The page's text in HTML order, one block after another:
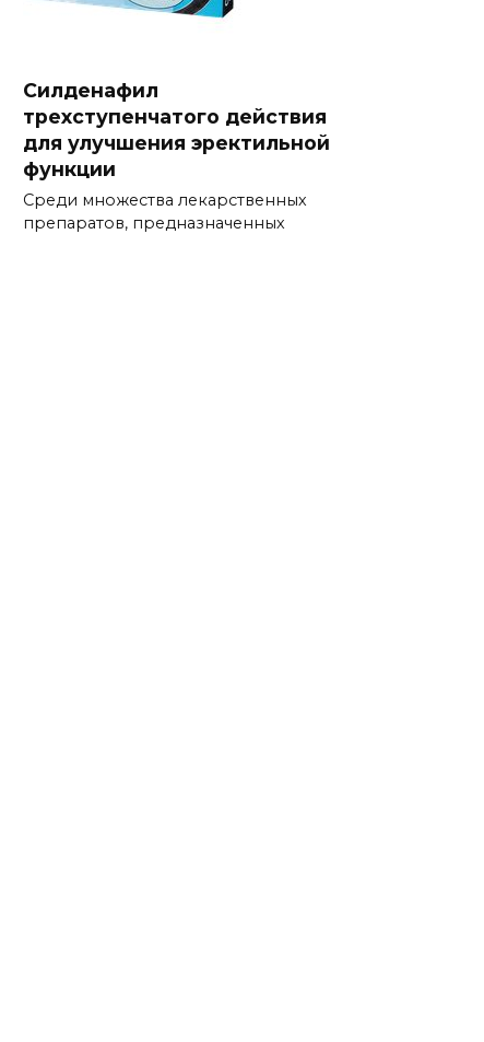
Силденафил
трехступенчатого действия
для улучшения эректильной
функции
Среди множества лекарственных
препаратов, предназначенных